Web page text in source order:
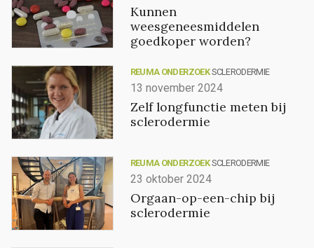
Kunnen
weesgeneesmiddelen
goedkoper worden?
REUMA ONDERZOEK SCLERODERMIE
13 november 2024
Zelf longfunctie meten bij
sclerodermie
REUMA ONDERZOEK SCLERODERMIE
23 oktober 2024
Orgaan-op-een-chip bij
sclerodermie